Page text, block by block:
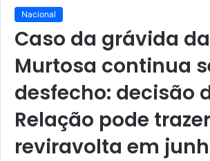
Nacional
Caso da grávida da
Murtosa continua
desfecho: decisão
Relação pode trazer
reviravolta em